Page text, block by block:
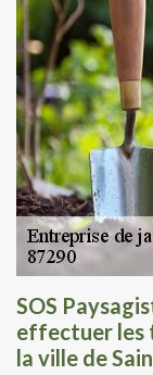
SOS
effectuer les
la ville de